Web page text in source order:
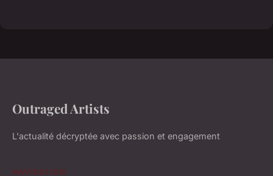
Outraged Artists
L'actualité décryptée avec passion et engagement
NAVIGATION